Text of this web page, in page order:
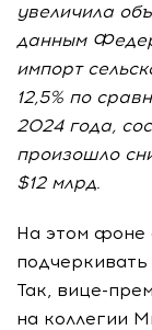
увеличила
данным
импорт
12,5% по
2024 года,
произошло
$12 млрд.
На этом фоне
Так, вице-
на коллегии